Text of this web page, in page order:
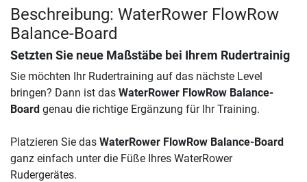
Beschreibung: WaterRower FlowRow
Balance-Board
Setzten Sie neue Maßstäbe bei Ihrem Rudertrainig
Sie möchten Ihr Rudertraining auf das nächste Level
bringen? Dann ist das WaterRower FlowRow Balance-
Board genau die richtige Ergänzung für Ihr Training.
Platzieren Sie das WaterRower FlowRow Balance-Board
ganz einfach unter die Füße Ihres WaterRower
Rudergerätes.